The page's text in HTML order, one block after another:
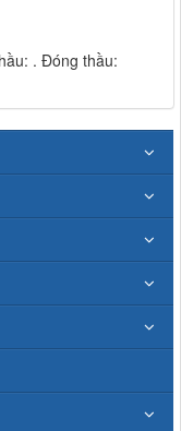
. Đóng thầu: